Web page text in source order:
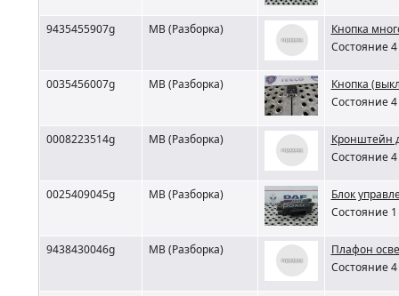
9435455907g MB (Разборка)
Кнопка
Состояние 4
0035456007g MB (Разборка)
Кнопка
Состояние 4
0008223514g MB (Разборка)
Кронштейн
Состояние 4
0025409045g MB (Разборка)
Блок
Состояние 1
9438430046g MB (Разборка)
Плафон
Состояние 4